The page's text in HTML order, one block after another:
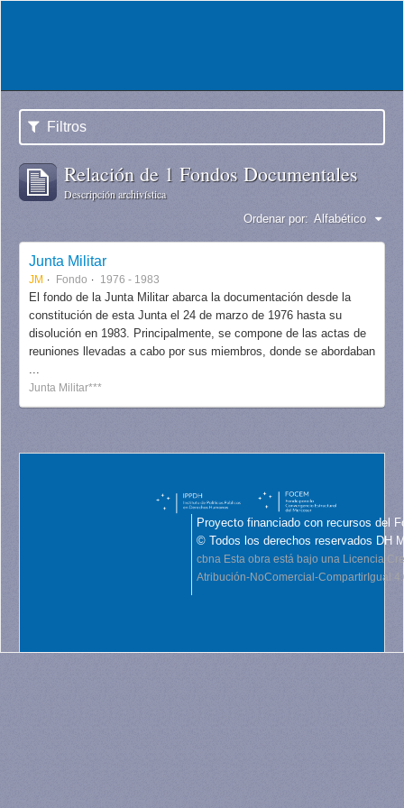
Filtros
Relación de 1 Fondos Documentales
Descripción archivística
Ordenar por: Alfabético
Junta Militar
JM Fondo 1976 - 1983
El fondo de la Junta Militar abarca la documentación desde la
constitución de esta Junta el 24 de marzo de 1976 hasta su
disolución en 1983. Principalmente, se compone de las actas de
reuniones llevadas a cabo por sus miembros, donde se abordaban
...
Junta Militar***
Proyecto financiado con recursos del
© Todos los derechos reservados DH
cbna Esta obra está bajo una Licencia
Atribución-NoComercial-CompartirIgual